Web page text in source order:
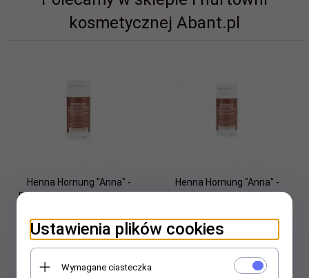
kosmetycznej Abant.pl
Henna Hornung "Anna" -
Proszkowa - Brązowa - 50g
48,00 PLN
Henna Hornung "Anna" -
Proszkowa - Brązowa - 20g
20,50
Ustawienia plików cookies
Wymagane ciasteczka